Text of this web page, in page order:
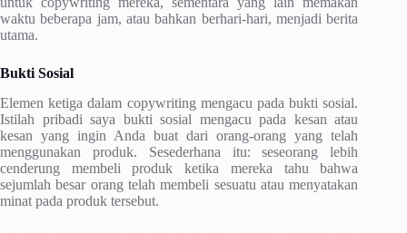
waktu beberapa jam, atau bahkan berhari-hari, menjadi berita
utama.
Bukti Sosial
Elemen ketiga dalam copywriting mengacu pada bukti sosial.
Istilah pribadi saya bukti sosial mengacu pada kesan atau
kesan yang ingin Anda buat dari orang-orang yang telah
menggunakan produk. Sesederhana itu: seseorang lebih
cenderung membeli produk ketika mereka tahu bahwa
sejumlah besar orang telah membeli sesuatu atau menyatakan
minat pada produk tersebut.